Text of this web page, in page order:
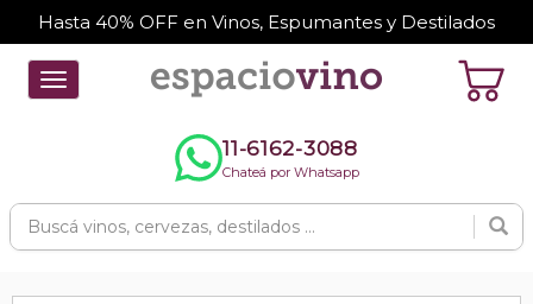
Hasta 40% OFF en Vinos, Espumantes y Destilados
Toggle
navigation
11-6162-3088
Chateá por Whatsapp